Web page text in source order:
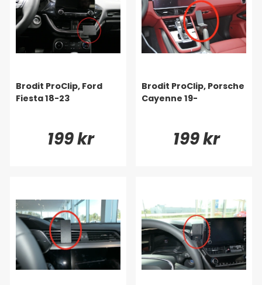
Brodit ProClip, Ford
Fiesta 18-23
199 kr
Brodit ProClip, Porsche
Cayenne 19-
199 kr